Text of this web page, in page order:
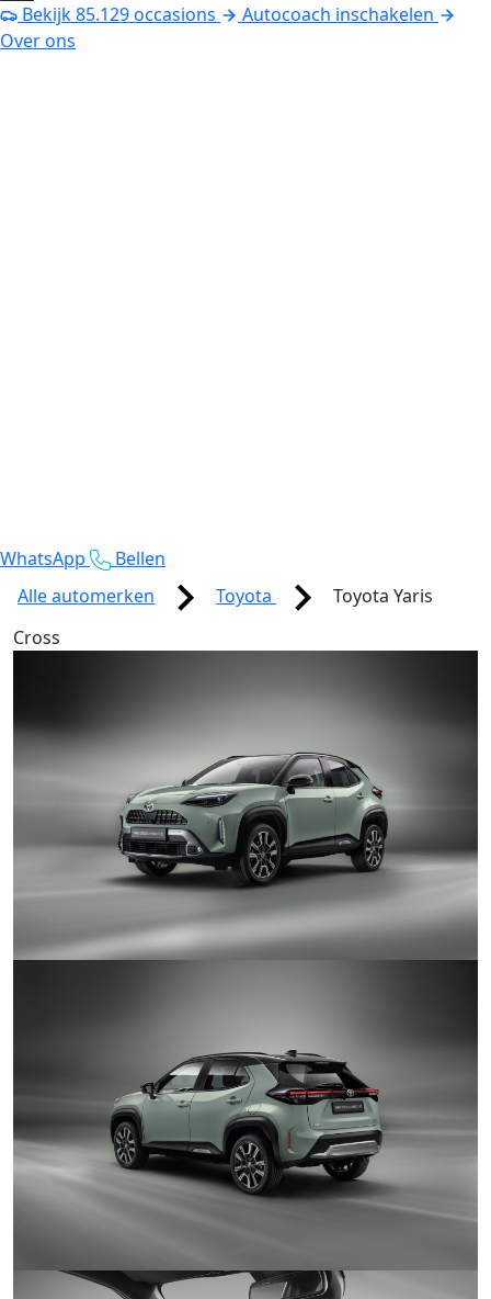
Bekijk85.129occasions
Autocoach inschakelen
Over ons
WhatsApp
Bellen
Alle automerken
Toyota
Toyota Yaris
Cross